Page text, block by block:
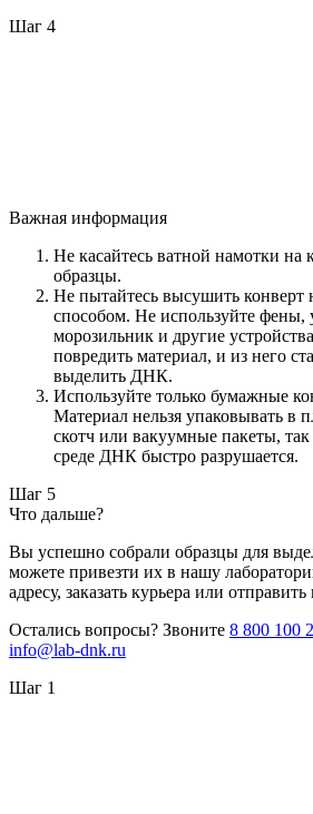
Шаг 4
Важная информация
Не касайтесь ватной намотки на
образцы.
Не пытайтесь высушить конверт
способом. Не используйте фены,
морозильник и другие
повредить материал, и из него
выделить ДНК.
Используйте только бумажные
Материал нельзя упаковывать в
скотч или вакуумные пакеты,
среде ДНК быстро разрушается.
Шаг 5
Что дальше?
Вы успешно собрали образцы для
можете привезти их в нашу
адресу, заказать курьера или
Остались вопросы? Звоните 8 800 100
info@lab-dnk.ru
Шаг 1